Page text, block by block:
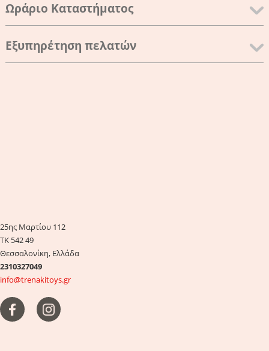
Ωράριο Καταστήματος
Εξυπηρέτηση πελατών
25ης Μαρτίου 112
ΤΚ 542 49
Θεσσαλονίκη, Ελλάδα
2310327049
info@trenakitoys.gr